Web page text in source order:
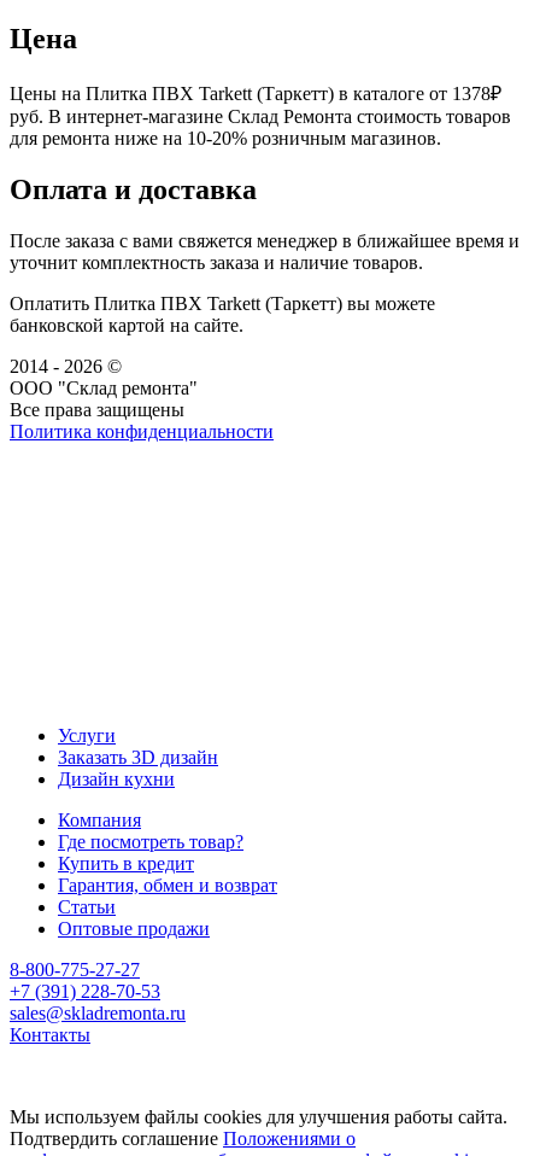
Цена
Цены на Плитка ПВХ Tarkett (Таркетт) в каталоге от 1378₽
руб. В интернет-магазине Склад Ремонта стоимость товаров
для ремонта ниже на 10-20% розничным магазинов.
Оплата и доставка
После заказа с вами свяжется менеджер в ближайшее время и
уточнит комплектность заказа и наличие товаров.
Оплатить Плитка ПВХ Tarkett (Таркетт) вы можете
банковской картой на сайте.
2014 - 2026 ©
ООО "Склад ремонта"
Все права защищены
Политика конфиденциальности
Услуги
Заказать 3D дизайн
Дизайн кухни
Компания
Где посмотреть товар?
Купить в кредит
Гарантия, обмен и возврат
Статьи
Оптовые продажи
8-800-775-27-27
+7 (391) 228-70-53
sales@skladremonta.ru
Контакты
Мы используем файлы cookies для улучшения работы сайта.
Подтвердить соглашение Положениями о